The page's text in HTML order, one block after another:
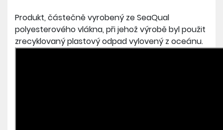
Produkt, částečně vyrobený ze SeaQual
polyesterového vlákna, při jehož výrobě byl použit
zrecyklovaný plastový odpad vylovený z oceánu.